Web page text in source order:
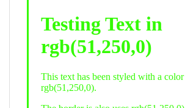
div class="textColor borderColor"
< h1>Testing Text in rgb(51,250,0)